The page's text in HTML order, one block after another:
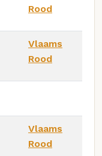
Rood
Vlaams
Rood
Vlaams
Rood